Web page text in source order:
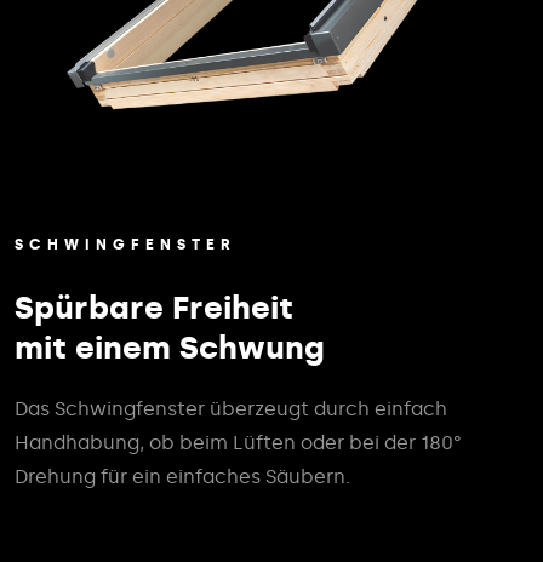
SCHWINGFENSTER
Spürbare Freiheit
mit einem Schwung
Das Schwingfenster überzeugt durch einfach
Handhabung, ob beim Lüften oder bei der 180°
Drehung für ein einfaches Säubern.